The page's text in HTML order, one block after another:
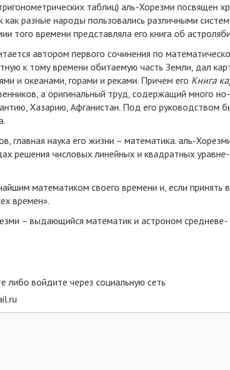
таб­лиц) аль-Хо­рез­ми по­свя­щен
раз­ные на­ро­ды поль­зо­ва­лись раз­лич­ны­ми
то­го вре­ме­ни пред­став­ля­ла его кни­га об
ав­то­ром пер­во­го со­чи­не­ния по
к то­му вре­ме­ни оби­та­е­мую часть Зем­ли, дал
и оке­а­на­ми, го­ра­ми и ре­ка­ми. При­чем его Кни­га
а ори­ги­наль­ный труд, со­дер­жа­щий мно­го но­
Ха­за­рию, Аф­га­нис­тан. Под его ру­ко­водст­вом
глав­ная на­ука его жиз­ни – ма­те­ма­ти­ка. аль-
ре­ше­ния чи­с­ло­вых ли­ней­ных и квад­рат­ных урав­не­
ма­те­ма­ти­ком сво­е­го вре­ме­ни и, если при­нять
вре­мен».
– вы­да­ю­щий­ся ма­те­ма­тик и аст­ро­ном сред­не­ве­
либо войдите через социальную сеть